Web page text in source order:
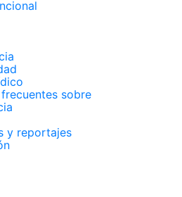
sobre
y reportajes